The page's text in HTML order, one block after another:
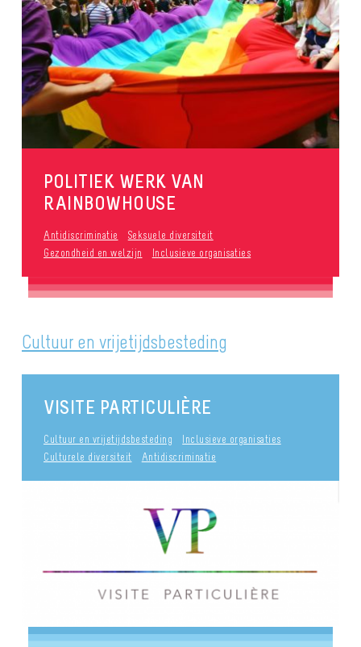
POLITIEK WERK VAN
RAINBOWHOUSE
Antidiscriminatie
Seksuele diversiteit
Gezondheid en welzijn
Inclusieve organisaties
Cultuur en vrijetijdsbesteding
VISITE PARTICULIÈRE
Cultuur en vrijetijdsbesteding
Inclusieve organisaties
Culturele diversiteit
Antidiscriminatie